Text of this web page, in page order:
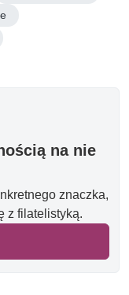
na nie
znaczka,
z filatelistyką.